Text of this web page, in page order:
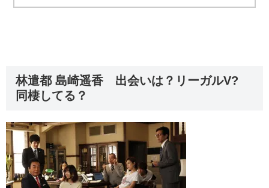
林遣都 島崎遥香 出会いは？リーガルV?
同棲してる？